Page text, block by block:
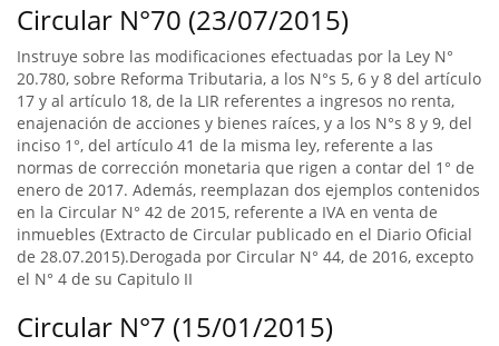
Circular N°70 (23/07/2015)
Instruye sobre las modificaciones efectuadas por la Ley N°
20.780, sobre Reforma Tributaria, a los N°s 5, 6 y 8 del artículo
17 y al artículo 18, de la LIR referentes a ingresos no renta,
enajenación de acciones y bienes raíces, y a los N°s 8 y 9, del
inciso 1°, del artículo 41 de la misma ley, referente a las
normas de corrección monetaria que rigen a contar del 1° de
enero de 2017. Además, reemplazan dos ejemplos contenidos
en la Circular N° 42 de 2015, referente a IVA en venta de
inmuebles (Extracto de Circular publicado en el Diario Oficial
de 28.07.2015).Derogada por Circular N° 44, de 2016, excepto
el N° 4 de su Capitulo II
Circular N°7 (15/01/2015)